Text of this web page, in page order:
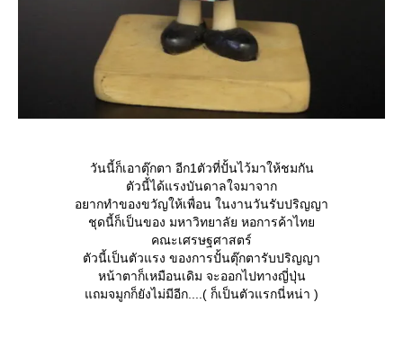
วันนี้ก็เอาตุ๊กตา อีก1ตัวที่ปั้นไว้มาให้ชมกัน
ตัวนี้ได้แรงบันดาลใจมาจาก
อยากทำของขวัญให้เพื่อน ในงานวันรับปริญญา
ชุดนี้ก็เป็นของ มหาวิทยาลัย หอการค้าไท
คณะเศรษฐศาสตร์
ตัวนี้เป็นตัวแรง ของการปั้นตุ๊กตารับปริญญา
หน้าตาก็เหมือนเดิม จะออกไปทางญี่ปุ่น
ถมจมูกก็ยังไม่มีอีก....( ก็เป็นตัวแรกนี่หน่า )